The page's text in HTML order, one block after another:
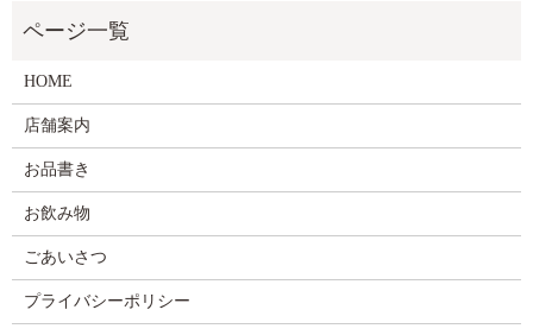
HOME
店舗案内
お品書き
お飲み物
ごあいさつ
プライバシーポリシー